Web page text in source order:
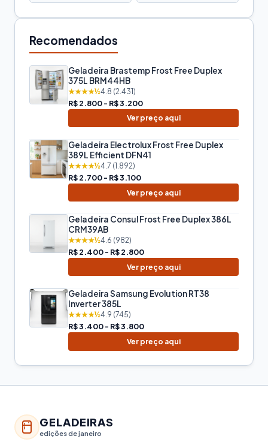
Recomendados
Geladeira Brastemp Frost Free Duplex
375L BRM44HB
★★★★½4.8 (2.431)
R$ 2.800 - R$ 3.200
Ver preço aqui
Geladeira Electrolux Frost Free Duplex
389L Efficient DFN41
★★★★½4.7 (1.892)
R$ 2.700 - R$ 3.100
Ver preço aqui
Geladeira Consul Frost Free Duplex 386L
CRM39AB
★★★★½4.6 (982)
R$ 2.400 - R$ 2.800
Ver preço aqui
Geladeira Samsung Evolution RT38
Inverter 385L
★★★★½4.9 (745)
R$ 3.400 - R$ 3.800
Ver preço aqui
GELADEIRAS
edições de janeiro